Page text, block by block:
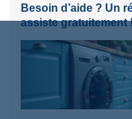
Besoin d’aide ? Un
assiste gratuitement